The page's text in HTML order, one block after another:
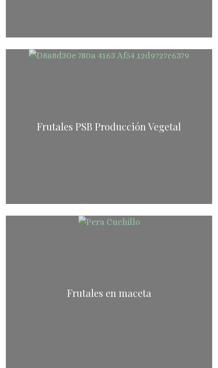
Frutales PSB Producción Vegetal
Frutales en maceta